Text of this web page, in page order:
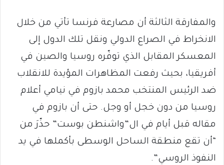
والمفارقة الثالثة أن مصارعة فرنسا تأتي من خلال
الانخراط في الصراع الدولي ونقل تلك الدول إلى
المعسكر المقابل الذي توفّره روسيا والصين في
أفريقيا، بحيث رفعت المظاهرات المؤيدة للانقلاب
ضد الرئيس المنتخب محمد بازوم في نيامي أعلام
روسيا من دون خجل أو وجل. حتى أن بازوم في
مقاله قبل أيام في ال”واشنطن بوست” حذّرَ من
“أن تقع منطقة الساحل الوسطى بأكملها في يد
النفوذ الروسي”.